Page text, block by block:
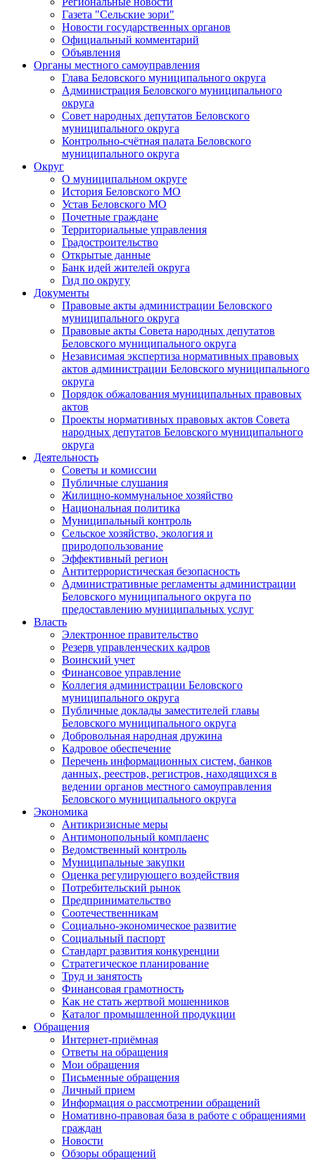
Газета "Сельские зори"
Новости государственных органов
Официальный комментарий
Объявления
Органы местного самоуправления
Глава Беловского муниципального округа
Администрация Беловского муниципального
округа
Совет народных депутатов Беловского
муниципального округа
Контрольно-счётная палата Беловского
муниципального округа
Округ
О муниципальном округе
История Беловского МО
Устав Беловского МО
Почетные граждане
Территориальные управления
Градостроительство
Открытые данные
Банк идей жителей округа
Гид по округу
Документы
Правовые акты администрации Беловского
муниципального округа
Правовые акты Совета народных депутатов
Беловского муниципального округа
Независимая экспертиза нормативных правовых
актов администрации Беловского муниципального
округа
Порядок обжалования муниципальных правовых
актов
Проекты нормативных правовых актов Совета
народных депутатов Беловского муниципального
округа
Деятельность
Советы и комиссии
Публичные слушания
Жилищно-коммунальное хозяйство
Национальная политика
Муниципальный контроль
Сельское хозяйство, экология и
природопользование
Эффективный регион
Антитеррористическая безопасность
Административные регламенты администрации
Беловского муниципального округа по
предоставлению муниципальных услуг
Власть
Электронное правительство
Резерв управленческих кадров
Воинский учет
Финансовое управление
Коллегия администрации Беловского
муниципального округа
Публичные доклады заместителей главы
Беловского муниципального округа
Добровольная народная дружина
Кадровое обеспечение
Перечень информационных систем, банков
данных, реестров, регистров, находящихся в
ведении органов местного самоуправления
Беловского муниципального округа
Экономика
Антикризисные меры
Антимонопольный комплаенс
Ведомственный контроль
Муниципальные закупки
Оценка регулирующего воздействия
Потребительский рынок
Предпринимательство
Соотечественникам
Социально-экономическое развитие
Социальный паспорт
Стандарт развития конкуренции
Стратегическое планирование
Труд и занятость
Финансовая грамотность
Как не стать жертвой мошенников
Каталог промышленной продукции
Обращения
Интернет-приёмная
Ответы на обращения
Мои обращения
Письменные обращения
Личный прием
Информация о рассмотрении обращений
Номативно-правовая база в работе с обращениями
граждан
Новости
Обзоры обращений